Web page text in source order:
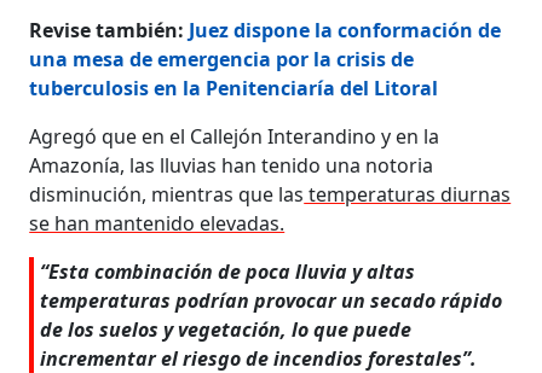
Revise también: Juez dispone la conformación de
una mesa de emergencia por la crisis de
tuberculosis en la Penitenciaría del Litoral
Agregó que en el Callejón Interandino y en la
Amazonía, las lluvias han tenido una notoria
disminución, mientras que las temperaturas diurnas
se han mantenido elevadas.
“Esta combinación de poca lluvia y altas
temperaturas podrían provocar un secado rápido
de los suelos y vegetación, lo que puede
incrementar el riesgo de incendios forestales”.